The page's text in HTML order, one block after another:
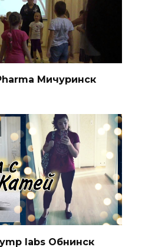
Мичуринск
labs Обнинск